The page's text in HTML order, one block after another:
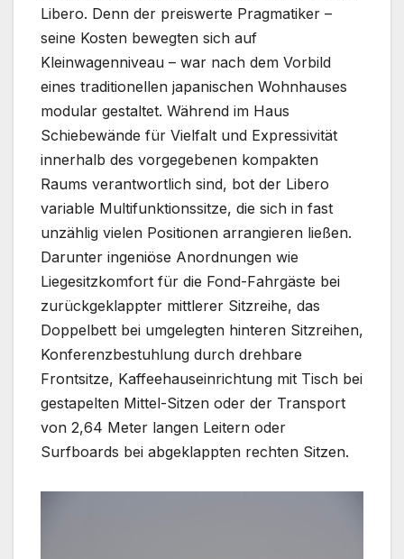
Libero. Denn der preiswerte Pragmatiker –
seine Kosten bewegten sich auf
Kleinwagenniveau – war nach dem Vorbild
eines traditionellen japanischen Wohnhauses
modular gestaltet. Während im Haus
Schiebewände für Vielfalt und Expressivität
innerhalb des vorgegebenen kompakten
Raums verantwortlich sind, bot der Libero
variable Multifunktionssitze, die sich in fast
unzählig vielen Positionen arrangieren ließen.
Darunter ingeniöse Anordnungen wie
Liegesitzkomfort für die Fond-Fahrgäste bei
zurückgeklappter mittlerer Sitzreihe, das
Doppelbett bei umgelegten hinteren Sitzreihen,
Konferenzbestuhlung durch drehbare
Frontsitze, Kaffeehauseinrichtung mit Tisch bei
gestapelten Mittel-Sitzen oder der Transport
von 2,64 Meter langen Leitern oder
Surfboards bei abgeklappten rechten Sitzen.